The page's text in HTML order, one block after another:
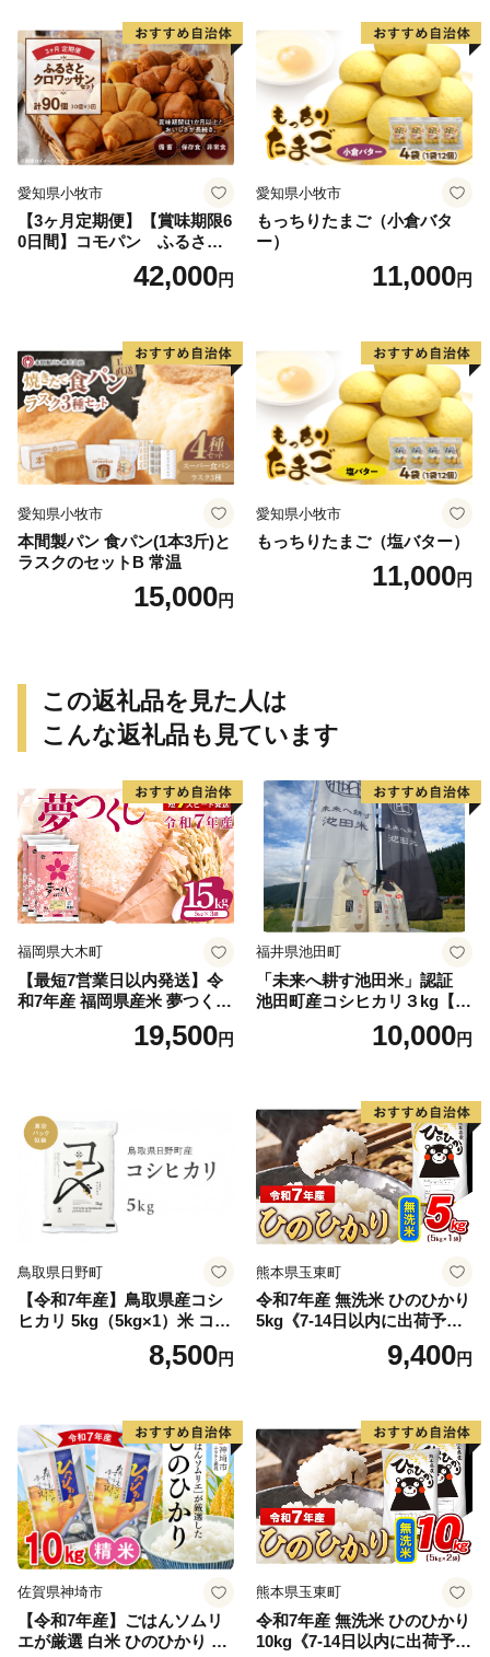
愛知県小牧市
【3ヶ月定期便】【賞味期限6
0日間】コモパン ふるさと
クロワッサンセット（計90
個）／災害用備蓄 保存食 非
42,000円
愛知県小牧市
もっちりたまご（小倉バタ
ー）
11,000円
愛知県小牧市
本間製パン 食パン(1本3斤)と
ラスクのセットB 常温
15,000円
愛知県小牧市
もっちりたまご（塩バター）
11,000円
この返礼品を見た人は
こんな返礼品も見ています
福岡県大木町
【最短7営業日以内発送】令
和7年産 福岡県産米 夢つくし
15kg 精米 ※北海道・沖縄・
19,500円
福井県池田町
「未来へ耕す池田米」認証
池田町産コシヒカリ３kg【お
1人様につき３セットまで】
10,000円
鳥取県日野町
【令和7年産】鳥取県産コシ
ヒカリ 5kg（5kg×1）米 コシ
ヒカリ こしひかり お米 白米
精米 5キロ おこめ こめ コメ
野町産 Elevation
8,500円
熊本県玉東町
令和7年産 無洗米 ひのひかり
5kg《7-14日以内に出荷予定
(土日祝除く)》コメ 米 無洗米
高レビュー｜人気米 熊本県
9,400円
佐賀県神埼市
【令和7年産】ごはんソムリ
エが厳選 白米 ひのひかり 10
熊本県玉東町
令和7年産 無洗米 ひのひかり
10kg《7-14日以内に出荷予定